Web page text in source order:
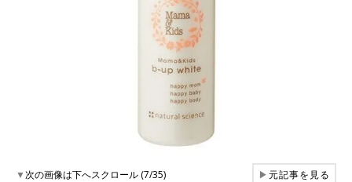
▼次の画像は下へスクロール (7/35) ▶元記事を見る